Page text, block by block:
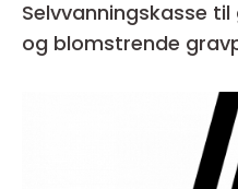
Selvvanningskasse
og blomstrende